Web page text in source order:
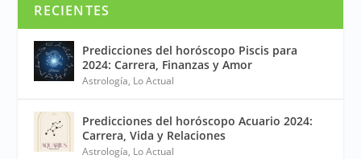
RECIENTES
Predicciones del horóscopo Piscis para
2024: Carrera, Finanzas y Amor
Astrología, Lo Actual
Predicciones del horóscopo Acuario 2024:
Carrera, Vida y Relaciones
Astrología, Lo Actual